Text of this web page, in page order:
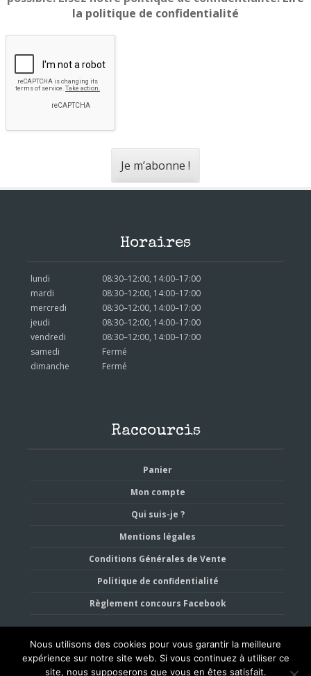
la politique de confidentialité
Horaires
lundi
08:30–12:00, 14:00–17:00
mardi
08:30–12:00, 14:00–17:00
mercredi
08:30–12:00, 14:00–17:00
jeudi
08:30–12:00, 14:00–17:00
vendredi
08:30–12:00, 14:00–17:00
samedi
Fermé
dimanche
Fermé
Raccourcis
Panier
Mon compte
Qui suis-je ?
Mentions légales
Conditions Générales de Vente
Politique de confidentialité
Règlement concours Facebook
Nous utilisons des cookies pour vous garantir la meilleure
expérience sur notre site web. Si vous continuez à utiliser ce
site, nous supposerons que vous en êtes satisfait.